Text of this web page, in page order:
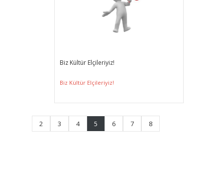
Biz Kültür Elçileriyiz!
Biz Kültür Elçileriyiz!
2 3 4 5 6 7 8